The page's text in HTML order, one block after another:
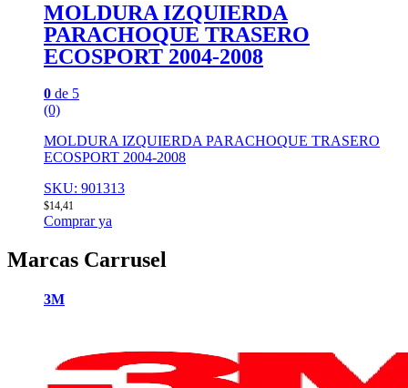
MOLDURA IZQUIERDA
PARACHOQUE TRASERO
ECOSPORT 2004-2008
0 de 5
(0)
MOLDURA IZQUIERDA PARACHOQUE TRASERO
ECOSPORT 2004-2008
SKU: 901313
$14,41
Comprar ya
Marcas Carrusel
3M